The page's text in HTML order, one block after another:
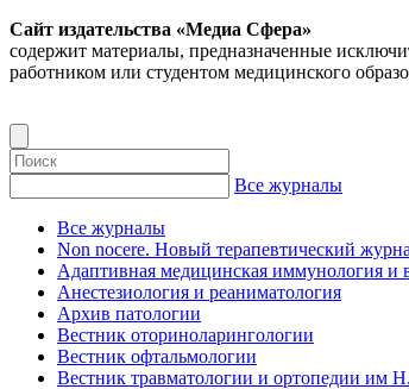
Сайт издательства «Медиа Сфера»
содержит материалы, предназначенные
работником или студентом медицинского
Все журналы
Все журналы
Non nocere. Новый терапевтический
Адаптивная медицинская иммунология и
Анестезиология и реаниматология
Архив патологии
Вестник оториноларингологии
Вестник офтальмологии
Вестник травматологии и ортопедии им